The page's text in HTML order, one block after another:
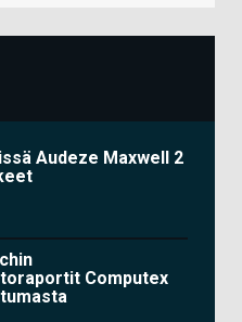
Audeze Maxwell 2
Computex